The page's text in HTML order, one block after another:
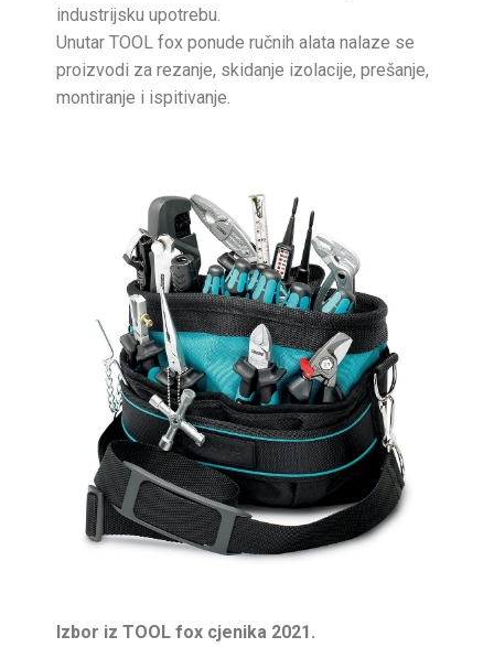
industrijsku upotrebu.
Unutar TOOL fox ponude ručnih alata nalaze se
proizvodi za rezanje, skidanje izolacije, prešanje,
montiranje i ispitivanje.
Izbor iz TOOL fox cjenika 2021.